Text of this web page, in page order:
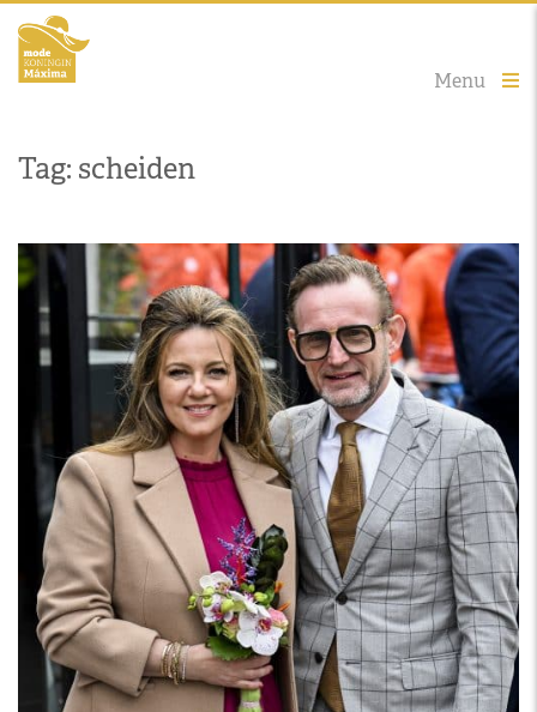
Menu
Tag: scheiden